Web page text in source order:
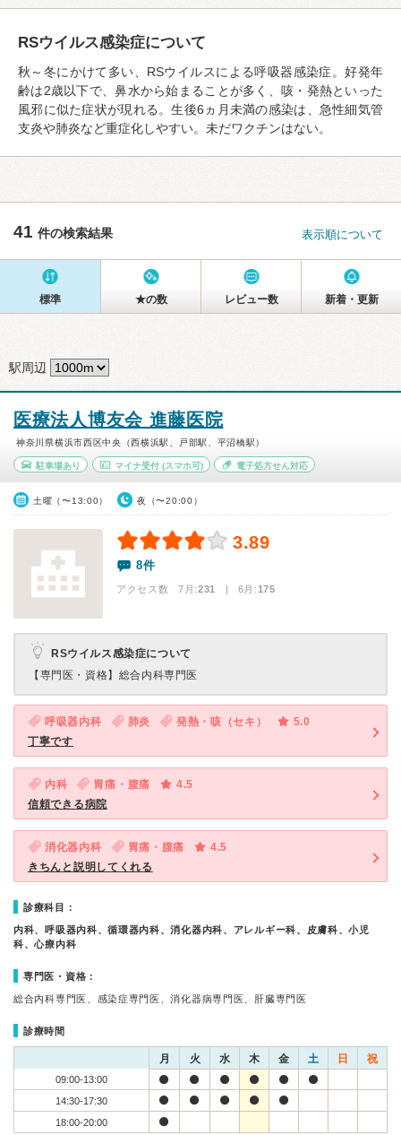
RSウイルス感染症について
秋～冬にかけて多い、RSウイルスによる呼吸器感染症。好発年
齢は2歳以下で、鼻水から始まることが多く、咳・発熱といった
風邪に似た症状が現れる。生後6ヵ月未満の感染は、急性細気管
支炎や肺炎など重症化しやすい。未だワクチンはない。
41 件の検索結果 表示順について
標準 ★の数 レビュー数 新着・更新
駅周辺
医療法人博友会 進藤医院
神奈川県横浜市西区中央（西横浜駅、戸部駅、平沼橋駅）
駐車場あり マイナ受付(スマホ可) 電子処方せん対応
土曜（〜13:00） 夜（〜20:00）
3.89
8件
アクセス数 7月:231 | 6月:175
RSウイルス感染症について
【専門医・資格】 総合内科専門医
呼吸器内科 肺炎 発熱・咳（セキ）
5.0
丁寧です
内科 胃痛・腹痛
4.5
信頼できる病院
消化器内科 胃痛・腹痛
4.5
きちんと説明してくれる
診療科目：
内科、呼吸器内科、循環器内科、消化器内科、アレルギー科、皮膚科、小児
科、心療内科
専門医・資格：
総合内科専門医、感染症専門医、消化器病専門医、肝臓専門医
診療時間
月 火 水 木 金 土 日 祝
09:00-13:00
14:30-17:30
18:00-20:00